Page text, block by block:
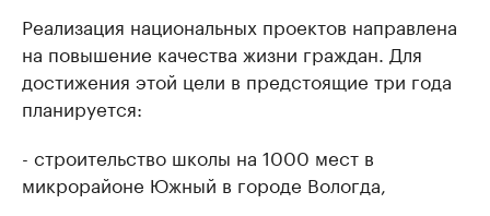
Реализация национальных проектов направлена
на повышение качества жизни граждан. Для
достижения этой цели в предстоящие три года
планируется:
- строительство школы на 1000 мест в
микрорайоне Южный в городе Вологда,